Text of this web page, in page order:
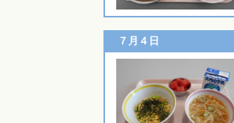
７月４日